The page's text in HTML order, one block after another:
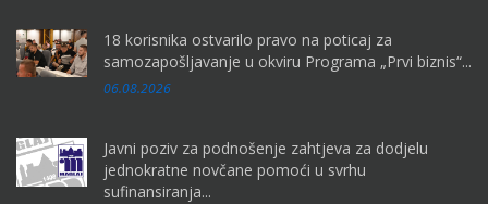
18 korisnika ostvarilo pravo na poticaj za
samozapošljavanje u okviru Programa „Prvi biznis“...
06.08.2026
Javni poziv za podnošenje zahtjeva za dodjelu
jednokratne novčane pomoći u svrhu
sufinansiranja...